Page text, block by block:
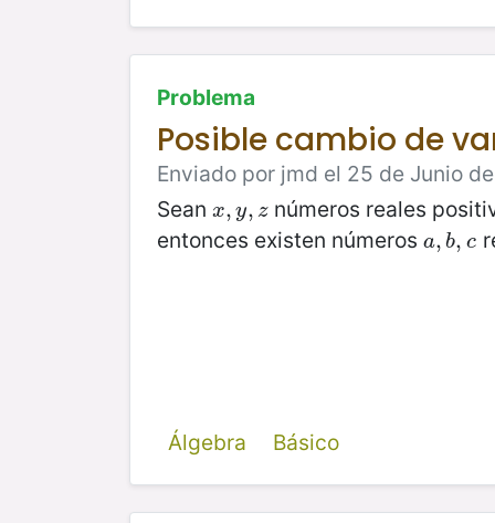
Problema
Posible cambio de
Enviado por jmd el 25 de Junio
Sean x, y, z
x,y,z números reales
entonces existen números a, b, c
a,b,c
Álgebra Básico